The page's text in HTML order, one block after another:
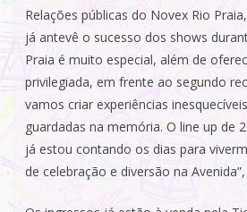
Relações públicas do Novex Rio
já antevê o sucesso dos shows
Praia é muito especial, além de
privilegiada, em frente ao segundo
vamos criar experiências
guardadas na memória. O line up de
já estou contando os dias para
de celebração e diversão na